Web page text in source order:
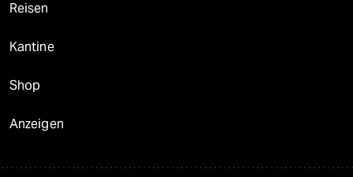
Reisen
Kantine
Shop
Anzeigen